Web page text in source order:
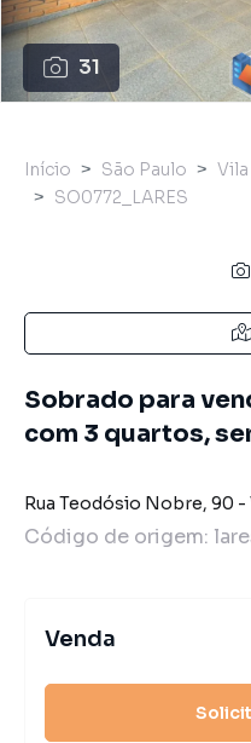
31
Início São Paulo Vila
SO0772_LARES
Sobrado para
com 3 quartos,
Rua Teodósio Nobre, 90 -
Código de origem:
Venda